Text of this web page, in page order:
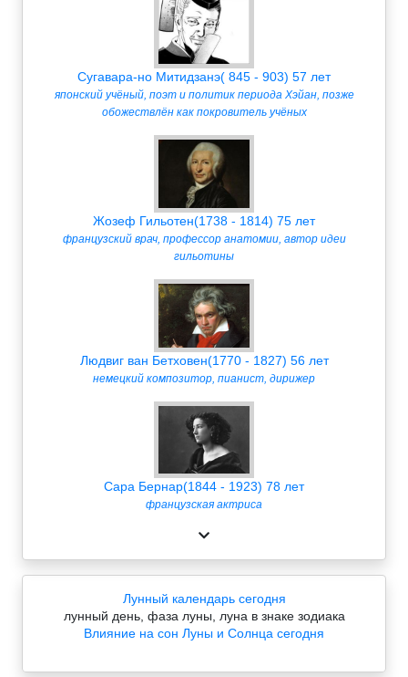
Сугавара-но Митидзанэ( 845 - 903) 57 лет
японский учёный, поэт и политик периода Хэйан, позже
обожествлён как покровитель учёных
Жозеф Гильотен(1738 - 1814) 75 лет
французский врач, профессор анатомии, автор идеи
гильотины
Людвиг ван Бетховен(1770 - 1827) 56 лет
немецкий композитор, пианист, дирижер
Сapa Бернар(1844 - 1923) 78 лет
французская актриса
Лунный календарь сегодня
лунный день, фаза луны, луна в знаке зодиака
Влияние на сон Луны и Солнца сегодня